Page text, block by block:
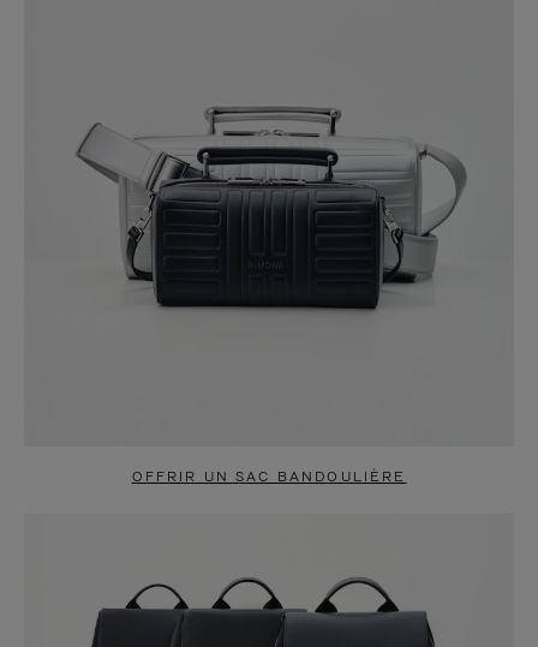
OFFRIR UN SAC BANDOULIÈRE